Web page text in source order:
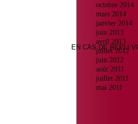
EN CAS DE REPLI
octobre 2014
mars 2014
janvier 2014
juin 2013
avril 2013
juillet 2012
juin 2012
août 2011
juillet 2011
mai 2011